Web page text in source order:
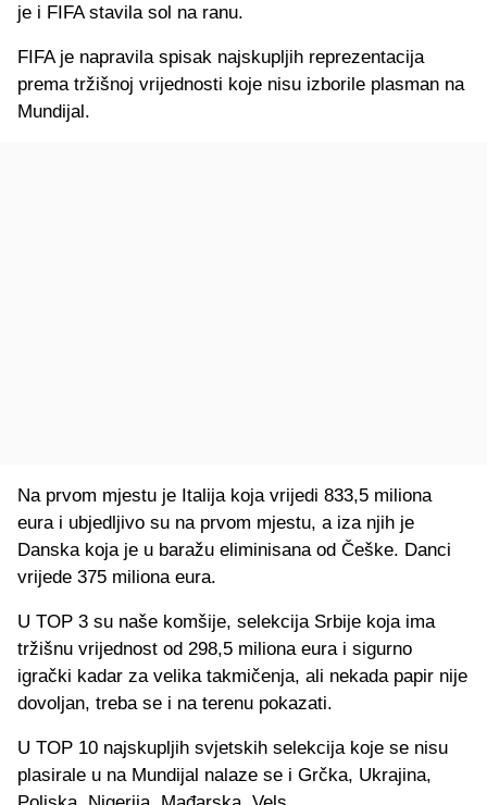
je i FIFA stavila sol na ranu.
FIFA je napravila spisak najskupljih reprezentacija
prema tržišnoj vrijednosti koje nisu izborile plasman na
Mundijal.
Na prvom mjestu je Italija koja vrijedi 833,5 miliona
eura i ubjedljivo su na prvom mjestu, a iza njih je
Danska koja je u baražu eliminisana od Češke. Danci
vrijede 375 miliona eura.
U TOP 3 su naše komšije, selekcija Srbije koja ima
tržišnu vrijednost od 298,5 miliona eura i sigurno
igrački kadar za velika takmičenja, ali nekada papir nije
dovoljan, treba se i na terenu pokazati.
U TOP 10 najskupljih svjetskih selekcija koje se nisu
plasirale u na Mundijal nalaze se i Grčka, Ukrajina,